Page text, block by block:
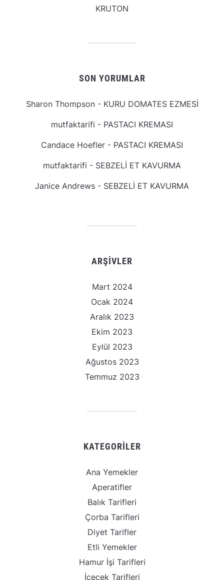
KRUTON
SON YORUMLAR
Sharon Thompson- KURU DOMATES EZMESİ
mutfaktarifi - PASTACI KREMASI
Candace Hoefler - PASTACI KREMASI
mutfaktarifi - SEBZELİ ET KAVURMA
Janice Andrews - SEBZELİ ET KAVURMA
ARŞIVLER
Mart 2024
Ocak 2024
Aralık 2023
Ekim 2023
Eylül 2023
Ağustos 2023
Temmuz 2023
KATEGORILER
Ana Yemekler
Aperatifler
Balık Tarifleri
Çorba Tarifleri
Diyet Tarifler
Etli Yemekler
Hamur İşi Tarifleri
İçecek Tarifleri